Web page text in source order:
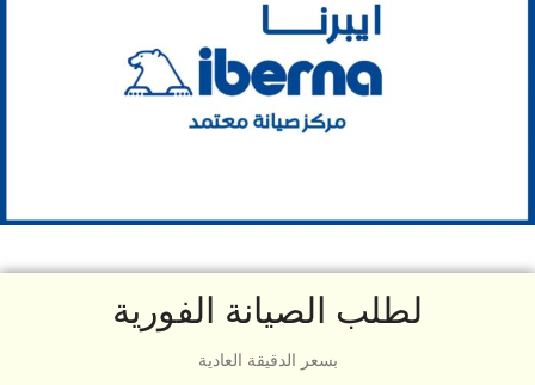
لطلب الصيانة الفورية
بسعر الدقيقة العادية